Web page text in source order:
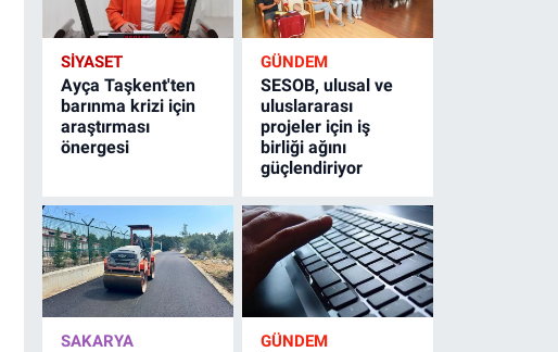
SİYASET
Ayça Taşkent'ten
barınma krizi için
araştırması
önergesi
GÜNDEM
SESOB, ulusal ve
uluslararası
projeler için iş
birliği ağını
güçlendiriyor
SAKARYA GÜNDEM